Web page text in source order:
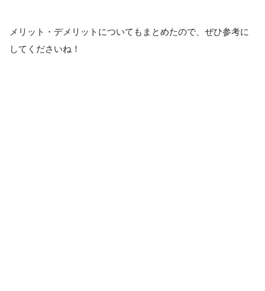
メリット・デメリットについてもまとめたので、ぜひ参考に
してくださいね！